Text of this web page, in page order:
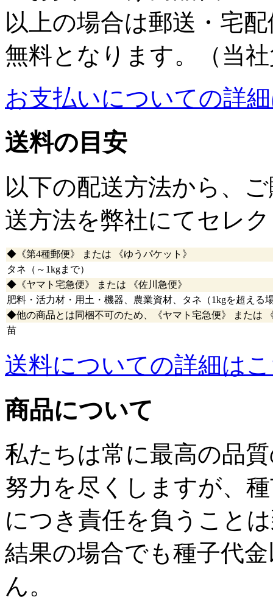
以上の場合は郵送・宅
無料となります。（当
お支払いについての詳
送料の目安
以下の配送方法から、
送方法を弊社にてセレ
◆《第4種郵便》 または 《ゆうパケット》
タネ（～1kgまで）
◆《ヤマト宅急便》 または 《佐川急便》
肥料・活力材・用土・機器、農業資材、タネ（1kgを超える
◆他の商品とは同梱不可のため、《ヤマト宅急便》 または
苗
送料についての詳細は
商品について
私たちは常に最高の品
努力を尽くしますが、
につき責任を負うこと
結果の場合でも種子代
ん。